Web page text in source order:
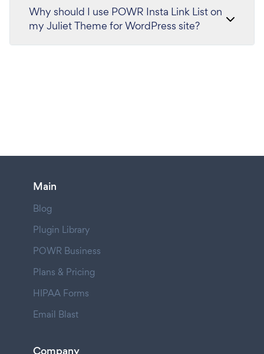
Why should I use POWR Insta Link List on
my Juliet Theme for WordPress site?
Main
Blog
Plugin Library
POWR Business
Plans & Pricing
HIPAA Forms
Email Blast
Company